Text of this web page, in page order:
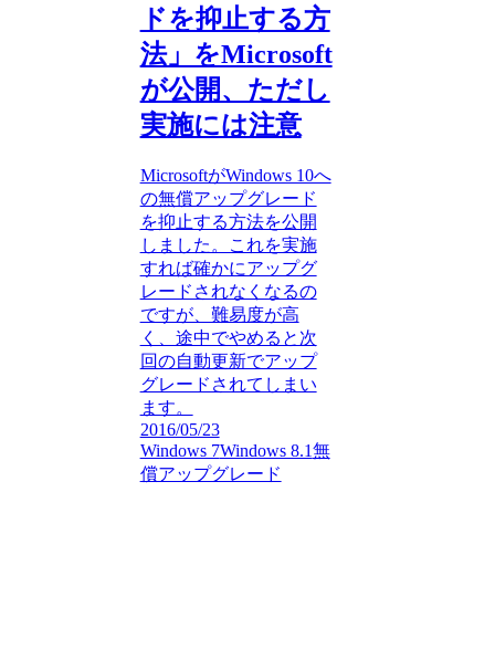
ドを抑止する方
法」をMicrosoft
が公開、ただし
実施には注意
MicrosoftがWindows 10へ
の無償アップグレード
を抑止する方法を公開
しました。これを実施
すれば確かにアップグ
レードされなくなるの
ですが、難易度が高
く、途中でやめると次
回の自動更新でアップ
グレードされてしまい
ます。
2016/05/23
Windows 7Windows 8.1無
償アップグレード